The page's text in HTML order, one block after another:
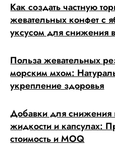
Как создать частную
жевательных конфет с
уксусом для снижения
Польза жевательных
морским мхом:
укрепление здоровья
Добавки для снижения
жидкости и капсулах:
стоимость и MOQ